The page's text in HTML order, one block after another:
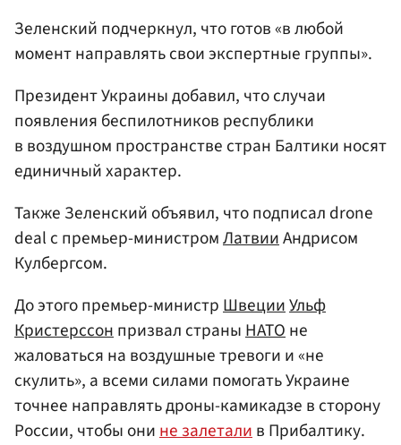
Зеленский подчеркнул, что готов «в любой
момент направлять свои экспертные группы».
Президент Украины добавил, что случаи
появления беспилотников республики
в воздушном пространстве стран Балтики носят
единичный характер.
Также Зеленский объявил, что подписал drone
deal с премьер-министромЛатвииАндрисом
Кулбергсом.
До этого премьер-министрШвецииУльф
Кристерссонпризвал страныНАТОне
жаловаться на воздушные тревоги и «не
скулить», а всеми силами помогать Украине
точнее направлять дроны-камикадзе в сторону
России, чтобы онине залеталив Прибалтику.